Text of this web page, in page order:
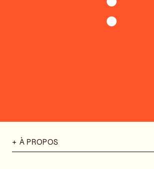
+ À PROPOS